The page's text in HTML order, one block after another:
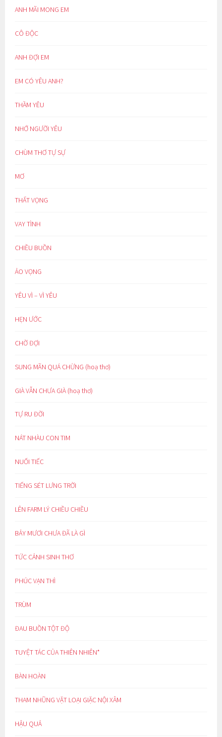
ANH MÃI MONG EM
CÔ ĐỘC
ANH ĐỢI EM
EM CÓ YÊU ANH?
THẦM YÊU
NHỚ NGƯỜI YÊU
CHÙM THƠ TỰ SỰ
MƠ
THẤT VỌNG
VAY TÌNH
CHIỀU BUỒN
ẢO VỌNG
YÊU VÌ – VÌ YÊU
HẸN ƯỚC
CHỜ ĐỢI
SUNG MÃN QUÁ CHỪNG (hoạ thơ)
GIÀ VẪN CHƯA GIÀ (hoạ thơ)
TỰ RU ĐỜI
NÁT NHÀU CON TIM
NUỐI TIẾC
TIẾNG SÉT LƯNG TRỜI
LÊN FARM LÝ CHIỀU CHIỀU
BẢY MƯƠI CHƯA ĐÃ LÀ GÌ
TỨC CẢNH SINH THƠ
PHÚC VẠN THÌ
TRÙM
ĐAU BUỒN TỘT ĐỘ
TUYỆT TÁC CỦA THIÊN NHIÊN*
BÀN HOÀN
THAM NHŨNG VẶT LOẠI GIẶC NỘI XÂM
HẬU QUẢ